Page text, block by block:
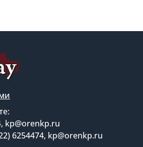
kp@orenkp.ru
6254474, kp@orenkp.ru